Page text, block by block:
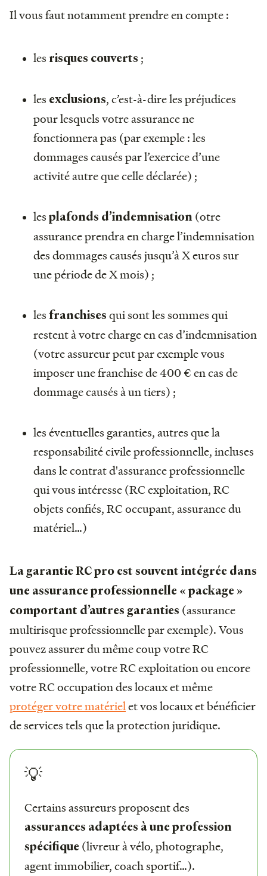
Il vous faut notamment prendre en compte :
les risques couverts ;
les exclusions, c’est-à-dire les préjudices
pour lesquels votre assurance ne
fonctionnera pas (par exemple : les
dommages causés par l’exercice d’une
activité autre que celle déclarée) ;
les plafonds d’indemnisation (otre
assurance prendra en charge l’indemnisation
des dommages causés jusqu’à X euros sur
une période de X mois) ;
les franchises qui sont les sommes qui
restent à votre charge en cas d’indemnisation
(votre assureur peut par exemple vous
imposer une franchise de 400 € en cas de
dommage causés à un tiers) ;
les éventuelles garanties, autres que la
responsabilité civile professionnelle, incluses
dans le contrat d'assurance professionnelle
qui vous intéresse (RC exploitation, RC
objets confiés, RC occupant, assurance du
matériel…)
La garantie RC pro est souvent intégrée dans
une assurance professionnelle « package »
comportant d’autres garanties (assurance
multirisque professionnelle par exemple). Vous
pouvez assurer du même coup votre RC
professionnelle, votre RC exploitation ou encore
votre RC occupation des locaux et même
protéger votre matérielet vos locaux et bénéficier
de services tels que la protection juridique.
💡
Certains assureurs proposent des
assurances adaptées à une profession
spécifique (livreur à vélo, photographe,
agent immobilier, coach sportif…).